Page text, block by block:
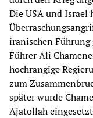
Die USA und Israel
iranischen
Führer Ali
hochrangige
zum
später wurde
Ajatollah